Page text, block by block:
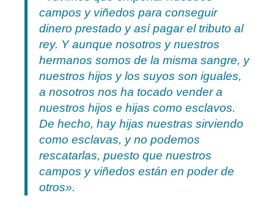
campos y viñedos para conseguir
dinero prestado y así pagar el tributo al
rey. Y aunque nosotros y nuestros
hermanos somos de la misma sangre, y
nuestros hijos y los suyos son iguales,
a nosotros nos ha tocado vender a
nuestros hijos e hijas como esclavos.
De hecho, hay hijas nuestras sirviendo
como esclavas, y no podemos
rescatarlas, puesto que nuestros
campos y viñedos están en poder de
otros».